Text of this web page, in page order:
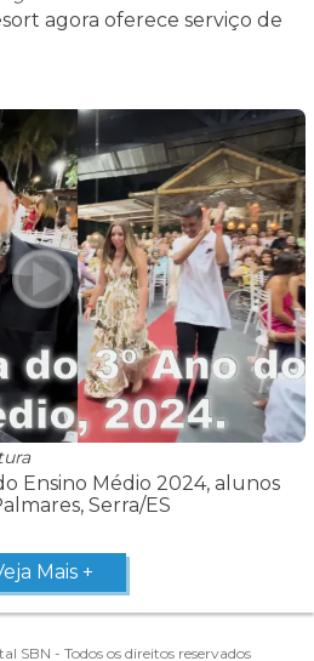
agora oferece serviço de
Ensino Médio 2024, alunos
Serra/ES
Mais +
SBN - Todos os direitos reservados